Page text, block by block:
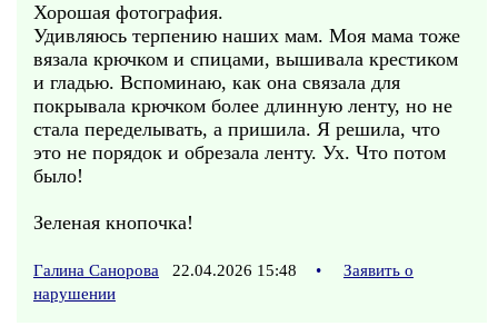
Хорошая фотография.
Удивляюсь терпению наших мам. Моя мама тоже
вязала крючком и спицами, вышивала крестиком
и гладью. Вспоминаю, как она связала для
покрывала крючком более длинную ленту, но не
стала переделывать, а пришила. Я решила, что
это не порядок и обрезала ленту. Ух. Что потом
было!
Зеленая кнопочка!
Галина Санорова 22.04.2026 15:48 •
Заявить о
нарушении